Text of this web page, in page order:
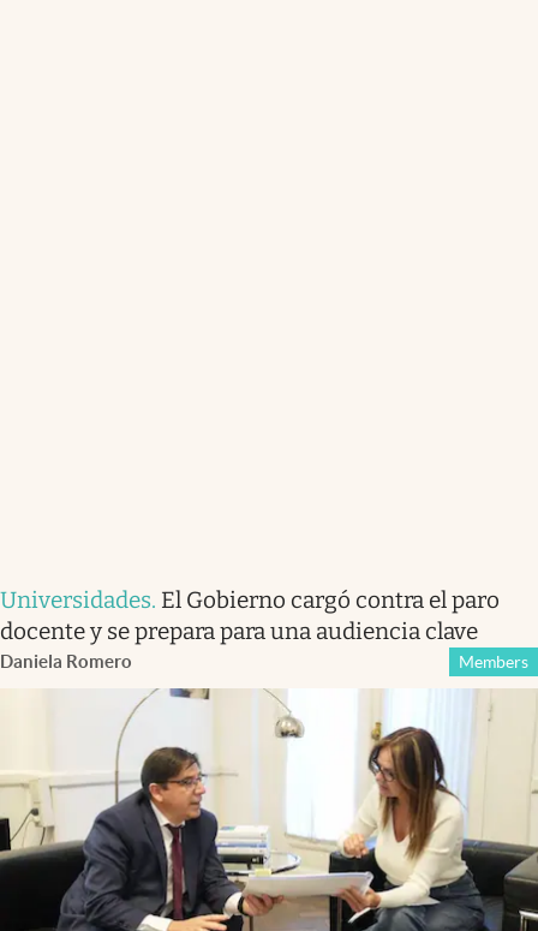
Universidades. El Gobierno cargó contra el paro
docente y se prepara para una audiencia clave
Daniela Romero Members